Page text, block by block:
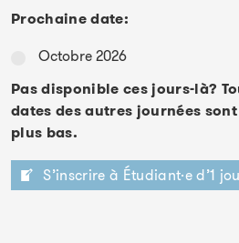
Prochaine date:
Octobre 2026
Pas disponible ces jours-là?
dates des autres journées
plus bas.
S’inscrire à Étudiant·e d’1